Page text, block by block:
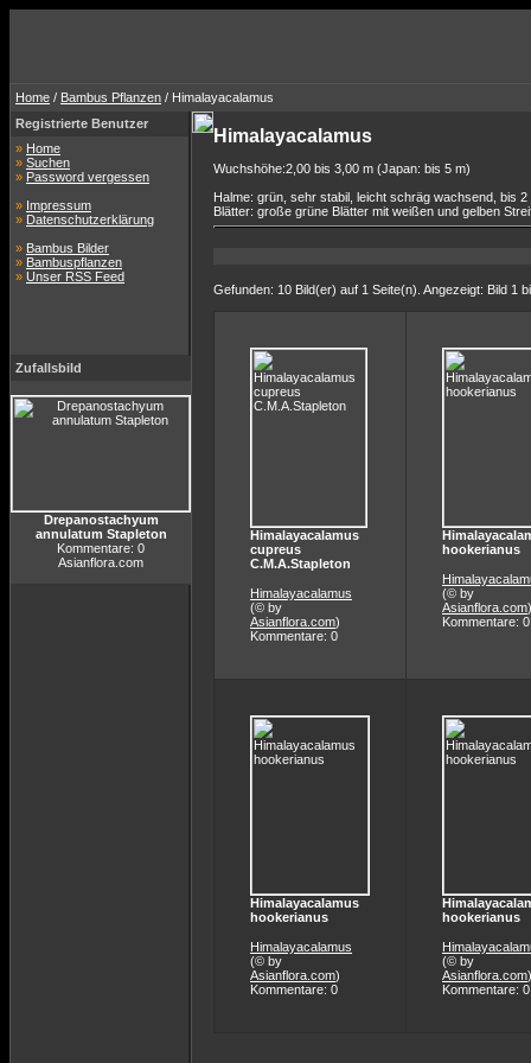
Home / Bambus Pflanzen / Himalayacalamus
Registrierte Benutzer
» Home
» Suchen
» Password vergessen
» Impressum
» Datenschutzerklärung
» Bambus Bilder
» Bambuspflanzen
» Unser RSS Feed
Zufallsbild
Drepanostachyum
annulatum Stapleton
Kommentare: 0
Asianflora.com
Himalayacalamus
Wuchshöhe:2,00 bis 3,00 m (Japan: bis 5 m)
Halme: grün, sehr stabil, leicht schräg wachsend, bis
Blätter: große grüne Blätter mit weißen und gelben
Gefunden: 10 Bild(er) auf 1 Seite(n). Angezeigt: Bild 1
Himalayacalamus
cupreus
C.M.A.Stapleton
Himalayacalamus
(© by
Asianflora.com)
Kommentare: 0
hookerianus
(© by
Asianflora.com)
Kommentare: 0
Himalayacalamus
hookerianus
Himalayacalamus
(© by
Asianflora.com)
Kommentare: 0
hookerianus
(© by
Asianflora.com)
Kommentare: 0